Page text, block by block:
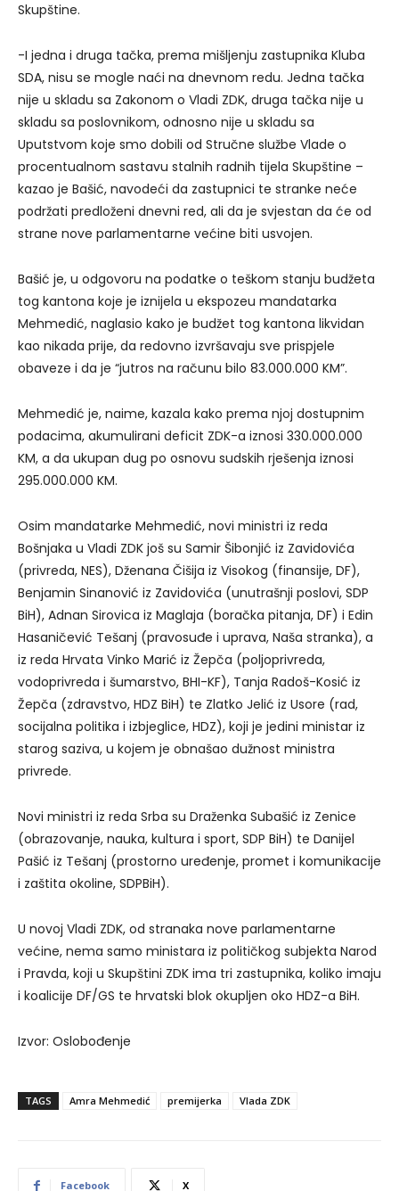
Skupštine.
-I jedna i druga tačka, prema mišljenju zastupnika Kluba
SDA, nisu se mogle naći na dnevnom redu. Jedna tačka
nije u skladu sa Zakonom o Vladi ZDK, druga tačka nije u
skladu sa poslovnikom, odnosno nije u skladu sa
Uputstvom koje smo dobili od Stručne službe Vlade o
procentualnom sastavu stalnih radnih tijela Skupštine –
kazao je Bašić, navodeći da zastupnici te stranke neće
podržati predloženi dnevni red, ali da je svjestan da će od
strane nove parlamentarne većine biti usvojen.
Bašić je, u odgovoru na podatke o teškom stanju budžeta
tog kantona koje je iznijela u ekspozeu mandatarka
Mehmedić, naglasio kako je budžet tog kantona likvidan
kao nikada prije, da redovno izvršavaju sve prispjele
obaveze i da je “jutros na računu bilo 83.000.000 KM”.
Mehmedić je, naime, kazala kako prema njoj dostupnim
podacima, akumulirani deficit ZDK-a iznosi 330.000.000
KM, a da ukupan dug po osnovu sudskih rješenja iznosi
295.000.000 KM.
Osim mandatarke Mehmedić, novi ministri iz reda
Bošnjaka u Vladi ZDK još su Samir Šibonjić iz Zavidovića
(privreda, NES), Dženana Čišija iz Visokog (finansije, DF),
Benjamin Sinanović iz Zavidovića (unutrašnji poslovi, SDP
BiH), Adnan Sirovica iz Maglaja (boračka pitanja, DF) i Edin
Hasaničević Tešanj (pravosuđe i uprava, Naša stranka), a
iz reda Hrvata Vinko Marić iz Žepča (poljoprivreda,
vodoprivreda i šumarstvo, BHI-KF), Tanja Radoš-Kosić iz
Žepča (zdravstvo, HDZ BiH) te Zlatko Jelić iz Usore (rad,
socijalna politika i izbjeglice, HDZ), koji je jedini ministar iz
starog saziva, u kojem je obnašao dužnost ministra
privrede.
Novi ministri iz reda Srba su Draženka Subašić iz Zenice
(obrazovanje, nauka, kultura i sport, SDP BiH) te Danijel
Pašić iz Tešanj (prostorno uređenje, promet i komunikacije
i zaštita okoline, SDPBiH).
U novoj Vladi ZDK, od stranaka nove parlamentarne
većine, nema samo ministara iz političkog subjekta Narod
i Pravda, koji u Skupštini ZDK ima tri zastupnika, koliko imaju
i koalicije DF/GS te hrvatski blok okupljen oko HDZ-a BiH.
Izvor: Oslobođenje
TAGS Amra Mehmedić premijerka Vlada ZDK
Facebook X